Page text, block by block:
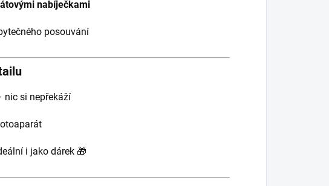
nabíječkami
posouvání
nic si nepřekáží
i jako dárek 🎁